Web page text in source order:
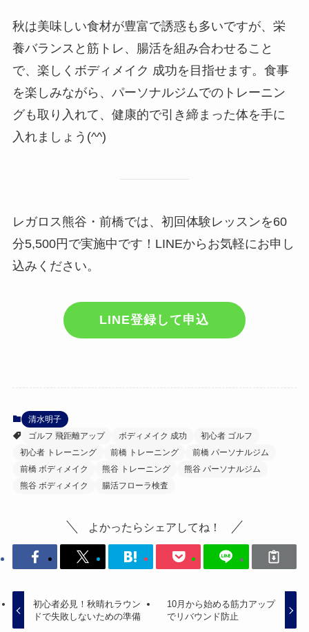
秋は美味しい食材が豊富で誘惑も多いですが、栄
養バランスと筋トレ、腸活を組み合わせること
で、楽しくボディメイク 成功を目指せます。食事
を楽しみながら、パーソナルジムでのトレーニン
グも取り入れて、健康的で引き締まった体を手に
入れましょう(^^)
レガロス熊谷・前橋では、初回体験レッスンを60
分5,500円で実施中です！LINEからお気軽にお申し
込みください。
LINE登録して申込
清水明子
ゴルフ 飛距離アップ
ボディメイク 成功
初心者 ゴルフ
初心者 トレーニング
前橋 トレーニング
前橋 パーソナルジム
前橋 ボディメイク
熊谷 トレーニング
熊谷 パーソナルジム
熊谷 ボディメイク
腸活フローラ検査
よかったらシェアしてね！
初心者必見！秋晴れラウン
ドで失敗しないための準備
10月から始める筋力アップ
でリバウンド防止